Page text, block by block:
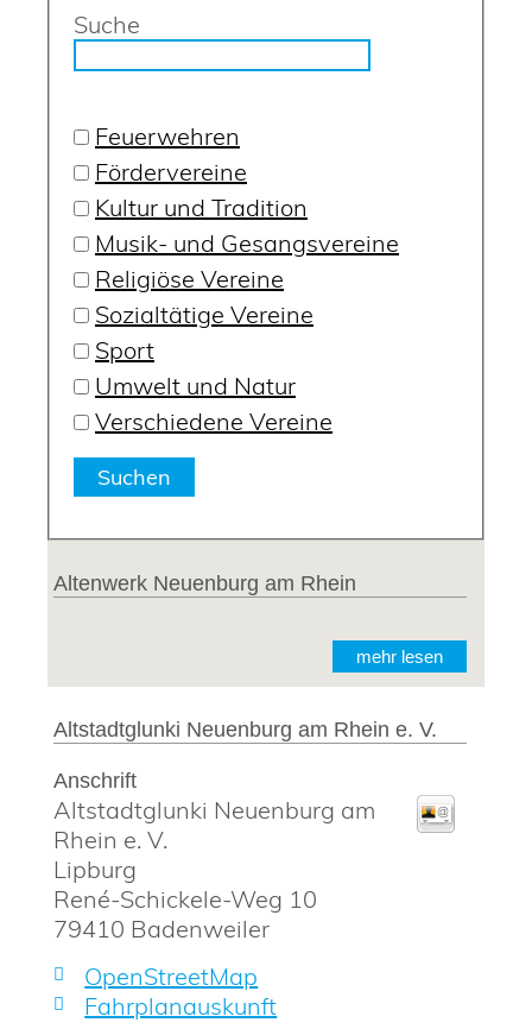
Suche
Feuerwehren
Fördervereine
Kultur und Tradition
Musik- und Gesangsvereine
Religiöse Vereine
Sozialtätige Vereine
Sport
Umwelt und Natur
Verschiedene Vereine
Altenwerk Neuenburg am Rhein
mehr lesen
Altstadtglunki Neuenburg am Rhein e. V.
Anschrift
Altstadtglunki Neuenburg am
Rhein e. V.
Lipburg
René-Schickele-Weg 10
79410 Badenweiler
OpenStreetMap
Fahrplanauskunft